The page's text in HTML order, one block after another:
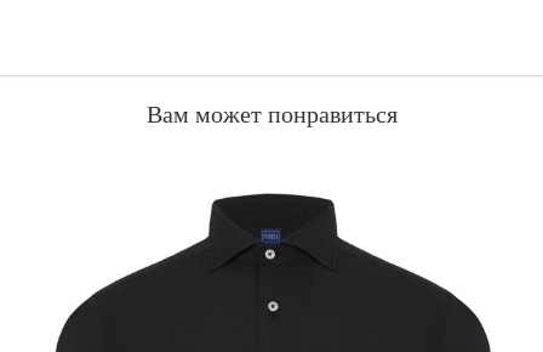
Вам может понравиться